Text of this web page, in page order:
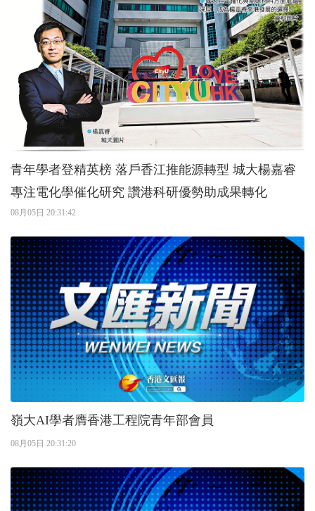
青年學者登精英榜 落戶香江推能源轉型 城大楊嘉睿
專注電化學催化研究 讚港科研優勢助成果轉化
08月05日 20:31:42
嶺大AI學者膺香港工程院青年部會員
08月05日 20:31:20